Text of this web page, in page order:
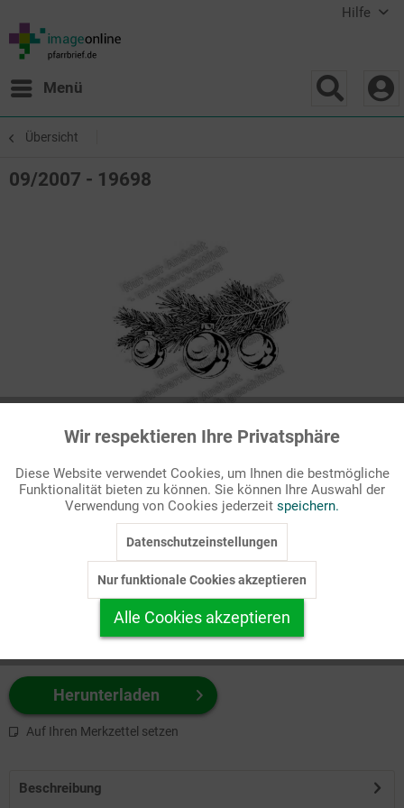
Hilfe
Menü
Übersicht
09/2007 - 19698
Passende Stichworte
Advent/Weihnachten, Kirchenjahr
zuerst Ihr Produktformat aus.
z.B. Farbe-Grafik, Schwarz-Weiß-Grafik, mit/ohne Text ...
Herunterladen
Auf Ihren Merkzettel setzen
Beschreibung
Funktionale Aktiv
Marketing Inaktiv
Personalisierung Inaktiv
Service
Wir respektieren Ihre Privatsphäre
Diese Website verwendet Cookies, um Ihnen die bestmögliche
Funktionalität bieten zu können. Sie können Ihre Auswahl der
Verwendung von Cookies jederzeit speichern.
Datenschutzeinstellungen
Nur funktionale Cookies akzeptieren
Alle Cookies akzeptieren